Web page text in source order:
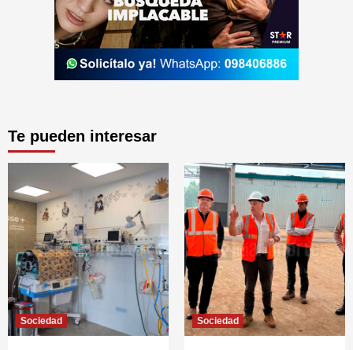
Te pueden interesar
Sociedad Sociedad